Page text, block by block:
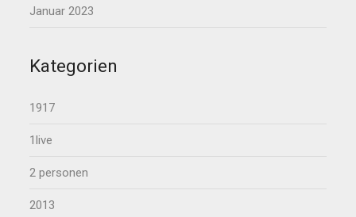
Januar 2023
Kategorien
1917
1live
2 personen
2013